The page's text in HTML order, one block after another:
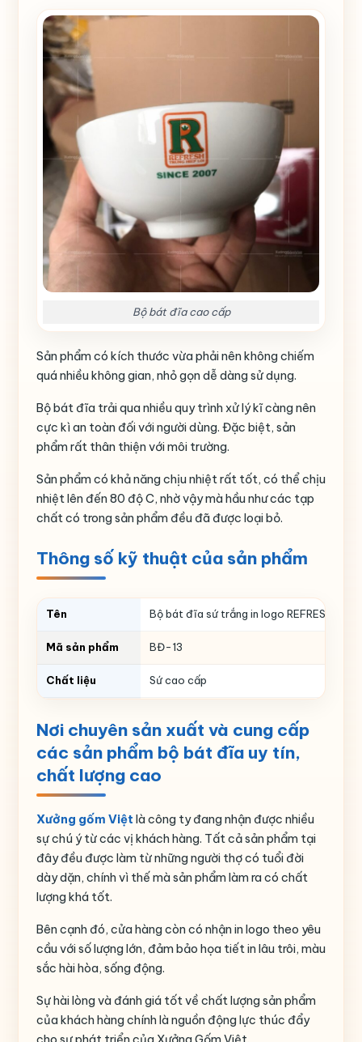
Bộ bát đĩa cao cấp
Sản phẩm có kích thước vừa phải nên không chiếm
quá nhiều không gian, nhỏ gọn dễ dàng sử dụng.
Bộ bát đĩa trải qua nhiều quy trình xử lý kĩ càng nên
cực kì an toàn đối với người dùng. Đặc biệt, sản
phẩm rất thân thiện với môi trường.
Sản phẩm có khả năng chịu nhiệt rất tốt, có thể chịu
nhiệt lên đến 80 độ C, nhờ vậy mà hầu như các tạp
chất có trong sản phẩm đều đã được loại bỏ.
Thông số kỹ thuật của sản phẩm
Tên Bộ bát đĩa sứ trắng in logo REFRESH
Mã sản phẩm BĐ-13
Chất liệu Sứ cao cấp
Họa tiết in logo REFRESH Trung Hiệp Lợi
Thương hiệu
Nơi chuyên sản xuất và cung cấp
các sản phẩm bộ bát đĩa uy tín,
chất lượng cao
Xưởng gốm Việt là công ty đang nhận được nhiều
sự chú ý từ các vị khách hàng. Tất cả sản phẩm tại
đây đều được làm từ những người thợ có tuổi đời
dày dặn, chính vì thế mà sản phẩm làm ra có chất
lượng khá tốt.
Bên cạnh đó, cửa hàng còn có nhận in logo theo yêu
cầu với số lượng lớn, đảm bảo họa tiết in lâu trôi, màu
sắc hài hòa, sống động.
Sự hài lòng và đánh giá tốt về chất lượng sản phẩm
của khách hàng chính là nguồn động lực thúc đẩy
cho sự phát triển của Xưởng Gốm Việt.